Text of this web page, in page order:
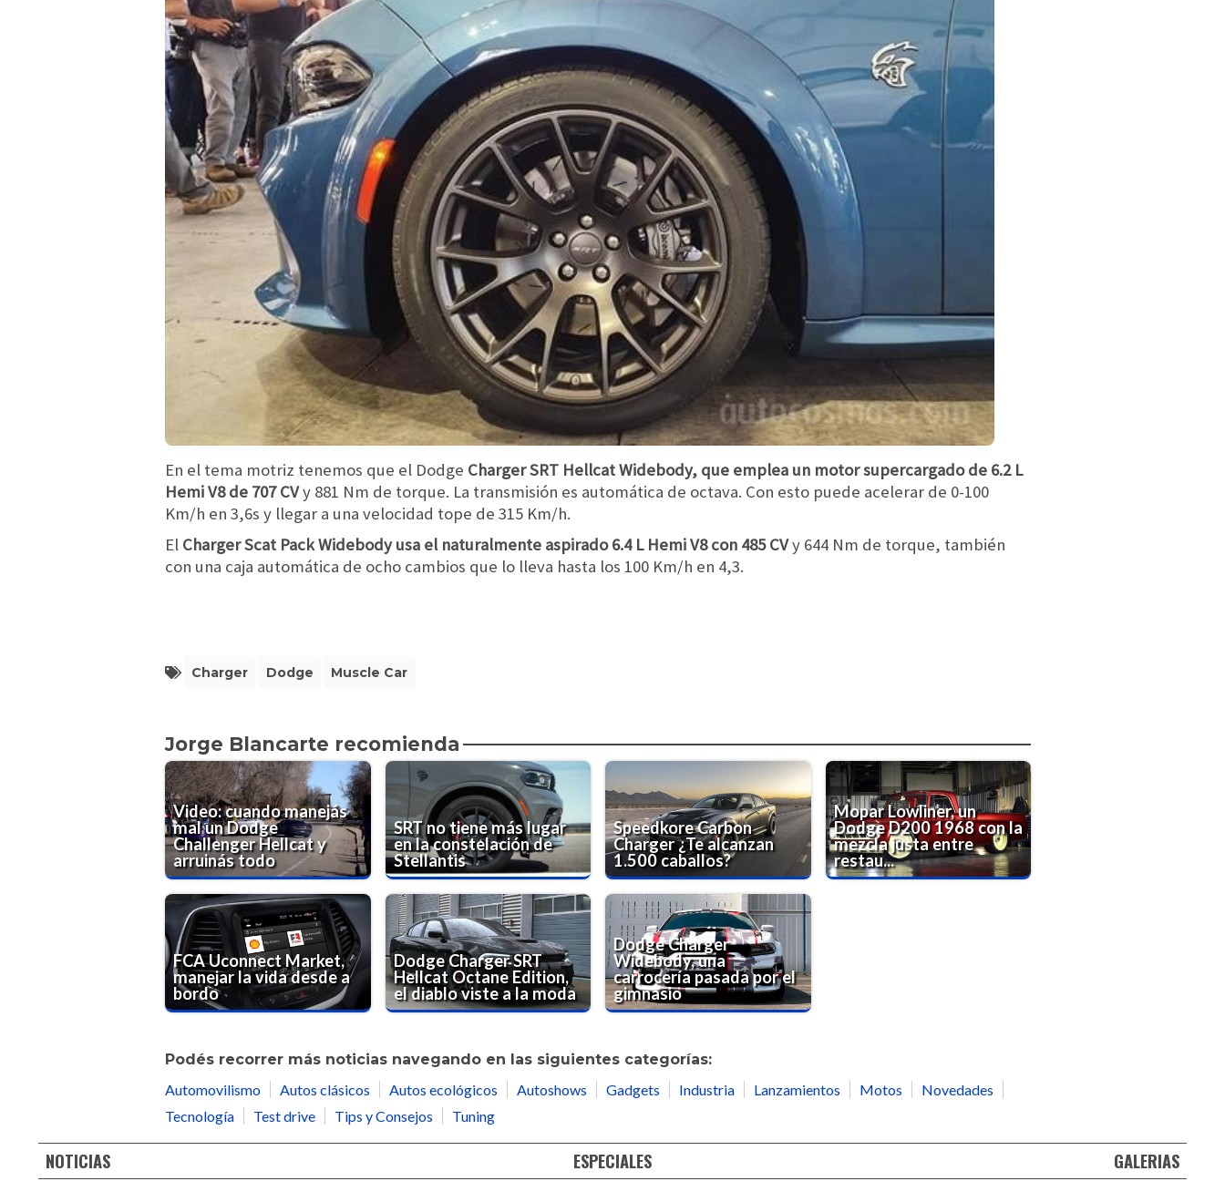
En el tema motriz tenemos que el Dodge Charger SRT Hellcat Widebody, que emplea un motor supercargado de 6.2 L
Hemi V8 de 707 CVy 881 Nm de torque. La transmisión es automática de octava. Con esto puede acelerar de 0-100
Km/h en 3,6s y llegar a una velocidad tope de 315 Km/h.
El Charger Scat Pack Widebody usa el naturalmente aspirado 6.4 L Hemi V8 con 485 CVy 644 Nm de torque, también
con una caja automática de ocho cambios que lo lleva hasta los 100 Km/h en 4,3.
Charger Dodge Muscle Car
Jorge Blancarte recomienda
Video: cuando manejás
mal un Dodge
Challenger Hellcat y
arruinás todo
SRT no tiene más lugar
en la constelación de
Stellantis
Speedkore Carbon
Charger ¿Te alcanzan
1.500 caballos?
Mopar Lowliner, un
Dodge D200 1968 con la
mezcla justa entre
restau...
FCA Uconnect Market,
manejar la vida desde a
bordo
Dodge Charger SRT
Hellcat Octane Edition,
el diablo viste a la moda
Dodge Charger
Widebody, una
carrocería pasada por el
gimnasio
Podés recorrer más noticias navegando en las siguientes categorías:
Automovilismo
Autos clásicos Autos ecológicos Autoshows Gadgets Industria Lanzamientos Motos
Novedades
Tecnología
Test drive Tips y Consejos Tuning
NOTICIAS ESPECIALES GALERIAS